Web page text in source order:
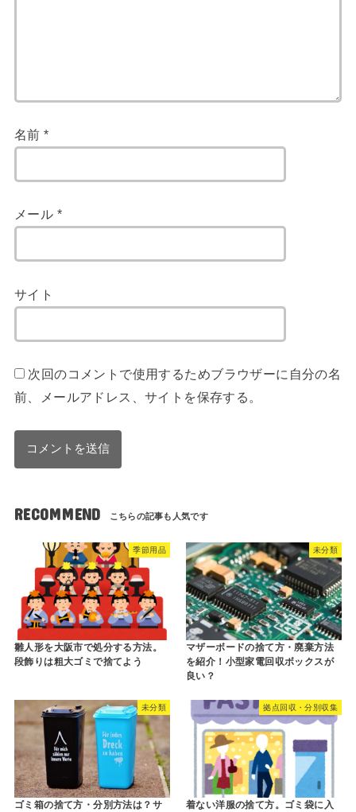
名前*
メール *
サイト
次回のコメントで使用するためブラウザーに自分の名
前、メールアドレス、サイトを保存する。
RECOMMEND
季節用品
雛人形を大阪市で処分する方法。
段飾りは粗大ゴミで捨てよう
未分類
マザーボードの捨て方・廃棄方法
を紹介！小型家電回収ボックスが
良い？
未分類
ゴミ箱の捨て方・分別方法は？サ
拠点回収・分別収集
着ない洋服の捨て方。ゴミ袋に入